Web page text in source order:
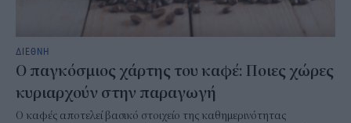
ΔΙΕΘΝΗ
Ο παγκόσμιος χάρτης του καφέ: Ποιες χώρες
κυριαρχούν στην παραγωγή
Ο καφές αποτελεί βασικό στοιχείο της καθημερινότητας